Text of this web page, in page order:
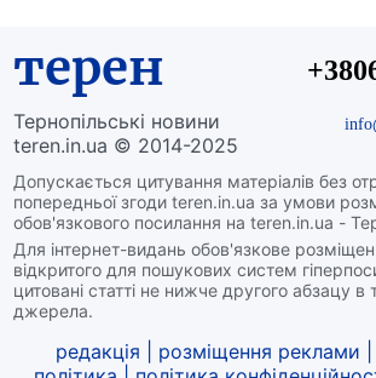
терен
Тернопільські новини
teren.in.ua © 2014-2025
Допускається цитування матеріалів без
попередньої згоди teren.in.ua за умови
обов'язкового посилання на teren.in.ua -
Для інтернет-видань обов'язкове
відкритого для пошукових систем
цитовані статті не нижче другого абзацу в
джерела.
редакція розміщення реклами